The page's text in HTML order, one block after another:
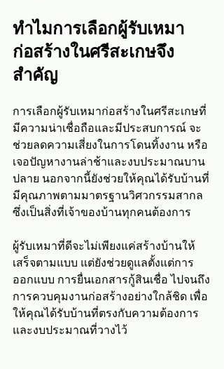
ทำไมการเลือกผู้รับเหมา
ก่อสร้างในศรีสะเกษจึง
สำคัญ
การเลือกผู้รับเหมาก่อสร้างในศรีสะเกษที่
มีความน่าเชื่อถือและมีประสบการณ์ จะ
ช่วยลดความเสี่ยงในการโดนทิ้งงาน หรือ
เจอปัญหางานล่าช้าและงบประมาณบาน
ปลาย นอกจากนี้ยังช่วยให้คุณได้รับบ้านที่
มีคุณภาพตามมาตรฐานวิศวกรรมสากล
ซึ่งเป็นสิ่งที่เจ้าของบ้านทุกคนต้องการ
ผู้รับเหมาที่ดีจะไม่เพียงแค่สร้างบ้านให้
เสร็จตามแบบ แต่ยังช่วยดูแลตั้งแต่การ
ออกแบบ การยื่นเอกสารกู้สินเชื่อ ไปจนถึง
การควบคุมงานก่อสร้างอย่างใกล้ชิด เพื่อ
ให้คุณได้รับบ้านที่ตรงกับความต้องการ
และงบประมาณที่วางไว้